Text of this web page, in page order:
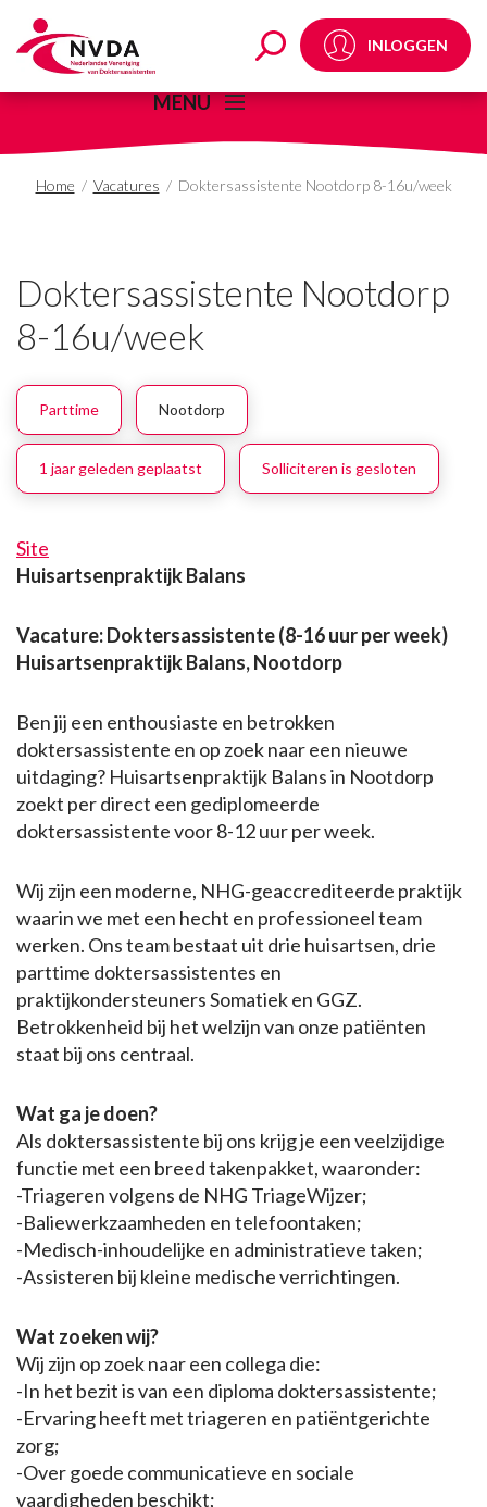
DoktersassistenteINLOGGEN
MENU
Home / Vacatures / Doktersassistente Nootdorp 8-16u/week
Doktersassistente Nootdorp
8-16u/week
Parttime Nootdorp
1 jaar geleden geplaatst Solliciteren is gesloten
Site
Huisartsenpraktijk Balans
Vacature: Doktersassistente (8-16 uur per week)
Huisartsenpraktijk Balans, Nootdorp
Ben jij een enthousiaste en betrokken
doktersassistente en op zoek naar een nieuwe
uitdaging? Huisartsenpraktijk Balans in Nootdorp
zoekt per direct een gediplomeerde
doktersassistente voor 8-12 uur per week.
Wij zijn een moderne, NHG-geaccrediteerde praktijk
waarin we met een hecht en professioneel team
werken. Ons team bestaat uit drie huisartsen, drie
parttime doktersassistentes en
praktijkondersteuners Somatiek en GGZ.
Betrokkenheid bij het welzijn van onze patiënten
staat bij ons centraal.
Wat ga je doen?
Als doktersassistente bij ons krijg je een veelzijdige
functie met een breed takenpakket, waaronder:
-Triageren volgens de NHG TriageWijzer;
-Baliewerkzaamheden en telefoontaken;
-Medisch-inhoudelijke en administratieve taken;
-Assisteren bij kleine medische verrichtingen.
Wat zoeken wij?
Wij zijn op zoek naar een collega die:
-In het bezit is van een diploma doktersassistente;
-Ervaring heeft met triageren en patiëntgerichte
zorg;
-Over goede communicatieve en sociale
vaardigheden beschikt;